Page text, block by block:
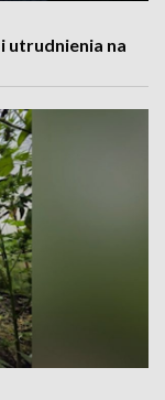
utrudnienia na